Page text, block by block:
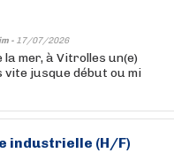
- 17/07/2026
mer, à Vitrolles un(e)
vite jusque début ou mi
industrielle (H/F)